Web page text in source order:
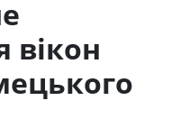
вікон